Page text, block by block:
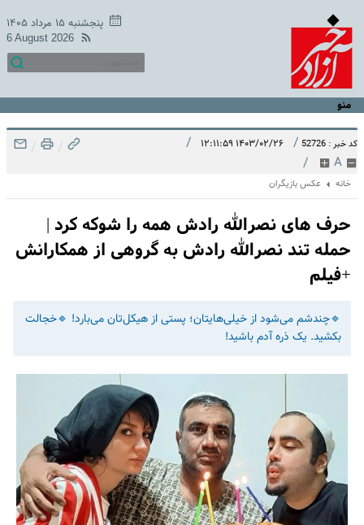
پنجشنبه ۱۵ مرداد ۱۴۰۵
6 August 2026
منو
کد خبر : 52726 / ۱۴۰۳/۰۲/۲۶ ۱۲:۱۱:۵۹ /
A
/
/
/
خانه عکس بازیگران
حرف های نصرالله رادش همه را شوکه کرد |
‌حمله تند نصرالله رادش به گروهی از همکارانش
+فیلم
🔹چندشم می‌شود از خیلی‌هایتان؛ پستی از هیکل‌تان می‌بارد! 🔹خجالت
بکشید. یک ذره آدم باشید!